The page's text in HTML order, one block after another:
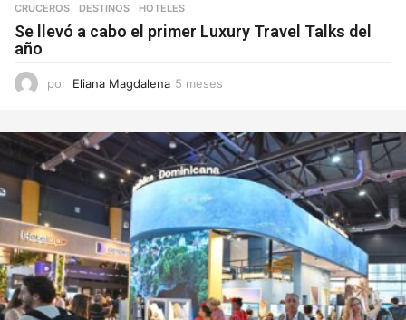
CRUCEROS
,DESTINOS ,HOTELES
Se llevó a cabo el primer Luxury Travel Talks del
año
por Eliana Magdalena 5 meses
s
e
s